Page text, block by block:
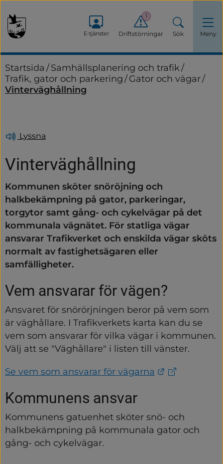
E-tjänster Driftstörningar
1
Sök Meny
Startsida /Samhällsplanering och trafik/
Trafik, gator och parkering/Gator och vägar/
Vinterväghållning
Lyssna
Vinterväghållning
Kommunen sköter snöröjning och
halkbekämpning på gator, parkeringar,
torgytor samt gång- och cykelvägar på det
kommunala vägnätet. För statliga vägar
ansvarar Trafikverket och enskilda vägar sköts
normalt av fastighetsägaren eller
samfälligheter.
Vem ansvarar för vägen?
Ansvaret för snörörjningen beror på vem som
är väghållare. I Trafikverkets karta kan du se
vem som ansvarar för vilka vägar i kommunen.
Välj att se "Väghållare" i listen till vänster.
Se vem som ansvarar för vägarna Länk till
Kommunens ansvar
Kommunens gatuenhet sköter snö- och
halkbekämpning på kommunala gator och
gång- och cykelvägar.